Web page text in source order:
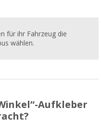
für ihr Fahrzeug die
wählen.
Aufkleber